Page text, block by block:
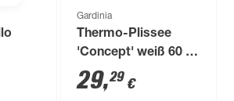
Gardinia
Thermo-Plissee
'Concept' weiß 60 x
130 cm
29,29 €